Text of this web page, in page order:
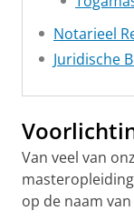
Notarieel
Juridische
Van veel van
op de naam